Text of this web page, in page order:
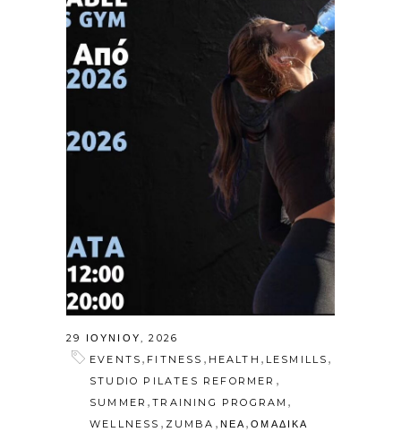
29 ΙΟΥΝΊΟΥ, 2026
EVENTS , FITNESS , HEALTH , LESMILLS ,
STUDIO PILATES REFORMER ,
SUMMER ,TRAINING PROGRAM ,
WELLNESS , ZUMBA , ΝΕΑ,ΟΜΑΔΙΚΑ